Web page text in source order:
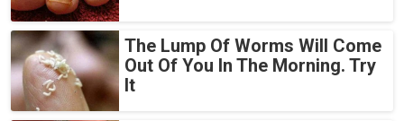
The Lump Of Worms Will Come
Out Of You In The Morning. Try
It